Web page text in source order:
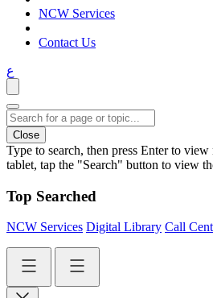
NCW Services
Contact Us
ع
Close
Type to search, then press Enter to
tablet, tap the "Search" button to view
Top Searched
NCW Services Digital Library Call